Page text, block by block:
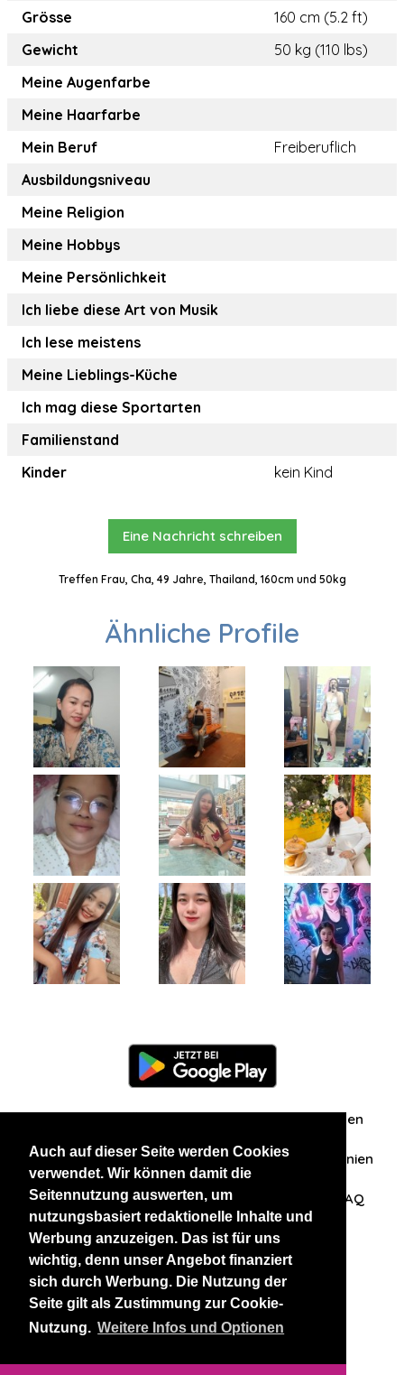
Auch auf dieser Seite werden Cookies
verwendet. Wir können damit die
Seitennutzung auswerten, um
nutzungsbasiert redaktionelle Inhalte und
Werbung anzuzeigen. Das ist für uns
wichtig, denn unser Angebot finanziert
sich durch Werbung. Die Nutzung der
Seite gilt als Zustimmung zur Cookie-
Nutzung. Weitere Infos und Optionen
Grösse
160 cm (5.2 ft)
Gewicht
50 kg (110 lbs)
Meine Augenfarbe
Meine Haarfarbe
Mein Beruf
Freiberuflich
Ausbildungsniveau
Meine Religion
Meine Hobbys
Meine Persönlichkeit
Ich liebe diese Art von Musik
Ich lese meistens
Meine Lieblings-Küche
Ich mag diese Sportarten
Familienstand
Kinder
kein Kind
Eine Nachricht schreiben
Treffen Frau, Cha, 49 Jahre, Thailand, 160cm und 50kg
Ähnliche Profile
Zuschriften/Erfahrungen
Datenschutzerklärung AGB Datenschutzrichtlinien
Nehmen Sie Kontakt mit uns auf FAQ
Unsere anderen Websites
BlackAndBeauties RussianKisses